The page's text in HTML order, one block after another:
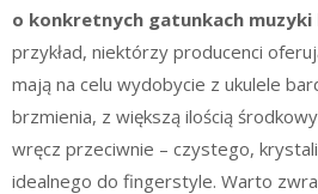
o konkretnych gatunkach
przykład, niektórzy producenci
mają na celu wydobycie z ukulele
brzmienia, z większą ilością
wręcz przeciwnie – czystego,
idealnego do fingerstyle. Warto